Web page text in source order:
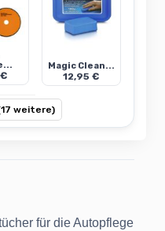
Magic Clean...
12,95 €
weitere)
für die Autopflege